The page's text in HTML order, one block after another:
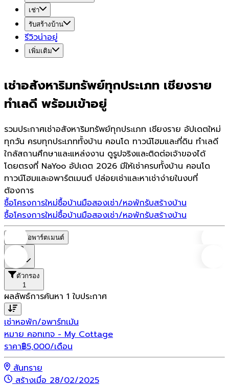
เช่า
รับสร้างบ้าน
รีวิวน่าอยู่
เพิ่มเติม
เช่าอสังหาริมทรัพย์ทุกประเภท เชียงราย
ทำเลดี พร้อมเข้าอยู่
รวมประกาศเช่าอสังหาริมทรัพย์ทุกประเภท เชียงราย อัปเดตใหม่
ทุกวัน ครบทุกประเภททั้งบ้าน คอนโด ทาวน์โฮมและที่ดิน ทำเลดี
ใกล้สถานศึกษาและแหล่งงาน ดูรูปจริงและติดต่อเจ้าของได้
โดยตรงที่ NaYoo อัปเดต 2026 มีให้เช่าครบทั้งบ้าน คอนโด
ทาวน์โฮมและอพาร์ตเมนต์ ปล่อยเช่าและหาเช่าง่ายในงบที่
ต้องการ
ซื้อโครงการใหม่ซื้อบ้านมือสองเช่า/หอพักรับสร้างบ้าน
ซื้อโครงการใหม่ซื้อบ้านมือสองเช่า/หอพักรับสร้างบ้าน
หอพัก/อพาร์ตเมนต์
ตัวกรอง
1
ผลลัพธ์การค้นหา 1 ใบประกาศ
เช่าหอพัก/อพาร์ทเม้น
หมาย คอทเทจ - My Cottage
ราคา฿5,000/เดือน
สันทราย
สร้างเมื่อ 28/02/2025